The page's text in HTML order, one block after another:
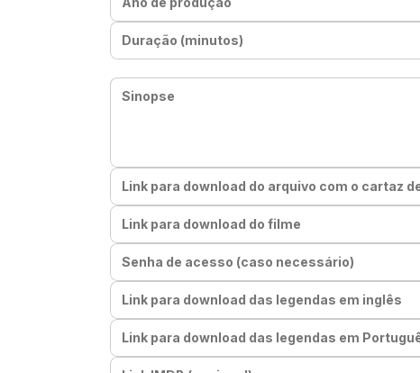
Duração (minutos)
Link para download do arquivo com o cartaz
Link para download do filme
Senha de acesso (caso necessário)
Link para download das legendas em inglês
Link para download das legendas em Português
Link IMDB (opcional)